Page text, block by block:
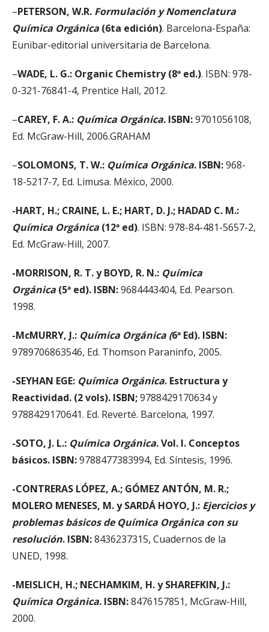
–PETERSON, W.R. Formulación y Nomenclatura
Química Orgánica (6ta edición). Barcelona-España:
Eunibar-editorial universitaria de Barcelona.
–WADE, L. G.: Organic Chemistry (8ª ed.). ISBN: 978-
0-321-76841-4, Prentice Hall, 2012.
–CAREY, F. A.: Química Orgánica. ISBN:9701056108,
Ed. McGraw-Hill, 2006.GRAHAM
–SOLOMONS, T. W.: Química Orgánica. ISBN:968-
18-5217-7, Ed. Limusa. México, 2000.
-HART, H.; CRAINE, L. E.; HART, D. J.; HADAD C. M.:
Química Orgánica (12ª ed). ISBN: 978-84-481-5657-2,
Ed. McGraw-Hill, 2007.
-MORRISON, R. T. y BOYD, R. N.: Química
Orgánica (5ª ed). ISBN:9684443404, Ed. Pearson.
1998.
-McMURRY, J.: Química Orgánica (6ª Ed). ISBN:
9789706863546, Ed. Thomson Paraninfo, 2005.
-SEYHAN EGE: Química Orgánica. Estructura y
Reactividad. (2 vols). ISBN;9788429170634 y
9788429170641. Ed. Reverté. Barcelona, 1997.
-SOTO, J. L.: Química Orgánica. Vol. I. Conceptos
básicos. ISBN:9788477383994, Ed. Síntesis, 1996.
-CONTRERAS LÓPEZ, A.; GÓMEZ ANTÓN, M. R.;
MOLERO MENESES, M. y SARDÁ HOYO, J.: Ejercicios y
problemas básicos de Química Orgánica con su
resolución. ISBN:8436237315, Cuadernos de la
UNED, 1998.
-MEISLICH, H.; NECHAMKIM, H. y SHAREFKIN, J.:
Química Orgánica. ISBN:8476157851, McGraw-Hill,
2000.